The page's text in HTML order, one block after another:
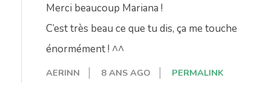
Merci beaucoup Mariana !
C’est très beau ce que tu dis, ça me touche
énormément ! ^^
AERINN 8 ANS AGO PERMALINK